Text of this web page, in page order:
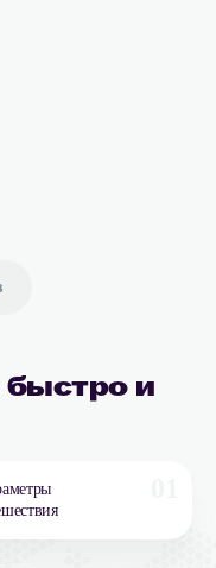
быстро и